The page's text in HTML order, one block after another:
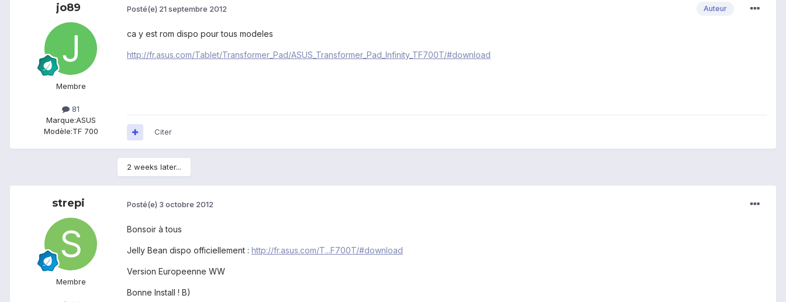
jo89
Membre
81
Marque:ASUS
Modèle:TF 700
Auteur
Posté(e) 21 septembre 2012
ca y est rom dispo pour tous modeles
http://fr.asus.com/Tablet/Transformer_Pad/ASUS_Transformer_Pad_Infinity_TF700T/#download
Citer
2 weeks later...
strepi
Membre
Posté(e) 3 octobre 2012
Bonsoir à tous
Jelly Bean dispo officiellement : http://fr.asus.com/T...F700T/#download
Version Europeenne WW
Bonne Install ! B)